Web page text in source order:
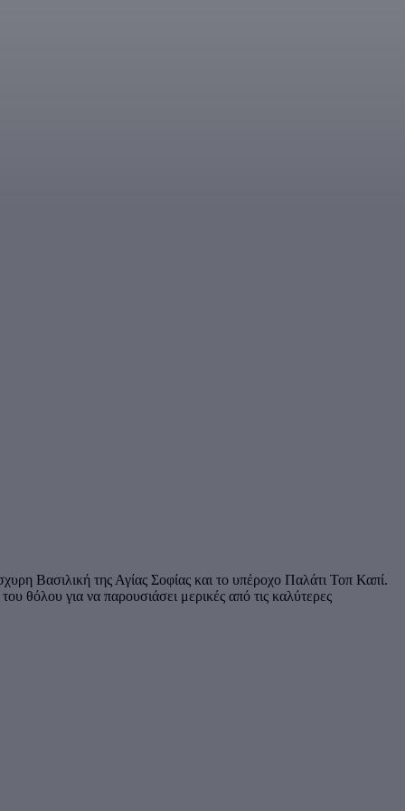
Βασιλική της Αγίας Σοφίας και το υπέροχο Παλάτι Τοπ Καπί.
θόλου για να παρουσιάσει μερικές από τις καλύτερες